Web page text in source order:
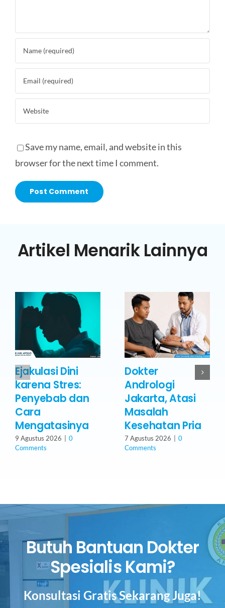
Save my name, email, and website in this
browser for the next time I comment.
Artikel Menarik Lainnya
Ejakulasi Dini
karena Stres:
Penyebab dan
Cara
Mengatasinya
9 Agustus 2026
0
Comments
Dokter
Andrologi
Jakarta, Atasi
Masalah
Kesehatan Pria
7 Agustus 2026
0
Comments
Butuh Bantuan Dokter
Spesialis Kami?
Konsultasi Gratis Sekarang Juga!